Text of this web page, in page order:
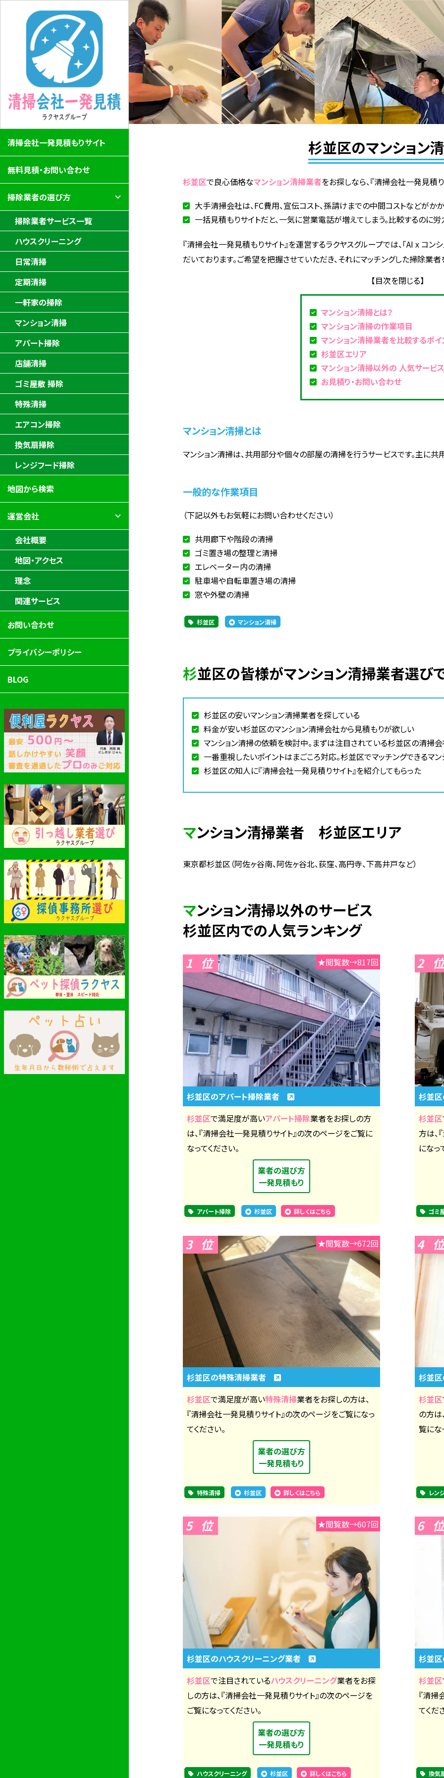
杉並区のマンション
杉並区で良心価格なマンション清掃業者をお探しなら、『清掃会社一発見積り
大手清掃会社は、FC費用、宣伝コスト、孫請けまでの中間コストなどがかか
一括見積もりサイトだと、一気に営業電話が増えてしまう。比較するのに労
『清掃会社一発見積もりサイト』を運営するラクヤスグループでは、「AI x コ
だいております。ご希望を把握させていただき、それにマッチングした掃除業
マンション清掃とは？
マンション清掃の作業項目
マンション清掃業者を比較するポイ
杉並区エリア
マンション清掃以外の 人気サービ
お見積り・お問い合わせ
マンション清掃とは
マンション清掃は、共用部分や個々の部屋の清掃を行うサービスです。主に共
一般的な作業項目
（下記以外もお気軽にお問い合わせください）
共用廊下や階段の清掃
ゴミ置き場の整理と清掃
エレベーター内の清掃
駐車場や自転車置き場の清掃
窓や外壁の清掃
杉並区 マンション清掃
杉並区の皆様がマンション清掃業者選び
杉並区の安いマンション清掃業者を探している
料金が安い杉並区のマンション清掃会社から見積もりが欲しい
マンション清掃の依頼を検討中。まずは注目されている杉並区の清掃
一番重視したいポイントはまごころ対応。杉並区でマッチングできるマ
杉並区の知人に『清掃会社一発見積りサイト』を紹介してもらった
マンション清掃業者 杉並区エリア
東京都杉並区（阿佐ヶ谷南、阿佐ヶ谷北、荻窪、高円寺、下高井戸など）
マンション清掃以外のサービス
杉並区内での人気ランキング
1 ★閲覧数→817回
杉並区のアパート掃除業者
杉並区で満足度が高いアパート掃除業者をお探しの方
は、『清掃会社一発見積りサイト』の次のページをご覧に
なってください。
業者の選び方
一発見積もり
アパート掃除 杉並区 詳しくはこちら
2
杉並
杉並区
方は、
になっ
ゴミ
3 ★閲覧数→672回
杉並区の特殊清掃業者
杉並区で満足度が高い特殊清掃業者をお探しの方は、
『清掃会社一発見積りサイト』の次のページをご覧になっ
てください。
業者の選び方
一発見積もり
特殊清掃 杉並区 詳しくはこちら
4
杉並
杉並区
の方は
覧にな
レン
5 ★閲覧数→607回
杉並区のハウスクリーニング業者
杉並区で注目されているハウスクリーニング業者をお探
しの方は、『清掃会社一発見積りサイト』の次のページを
ご覧になってください。
業者の選び方
一発見積もり
ハウスクリーニング 杉並区 詳しくはこちら
6
杉並
杉並区
『清掃
てくだ
換気
清掃会社一発見積もりサイト
無料見積・お問い合わせ
掃除業者の選び方
掃除業者サービス一覧
ハウスクリーニング
日常清掃
定期清掃
一軒家の掃除
マンション清掃
アパート掃除
店舗清掃
ゴミ屋敷 掃除
特殊清掃
エアコン掃除
換気扇掃除
レンジフード掃除
地図から検索
運営会社
会社概要
地図・アクセス
理念
関連サービス
お問い合わせ
プライバシーポリシー
BLOG